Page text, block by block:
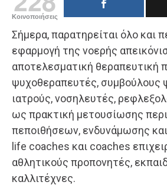
Κοινοποιήσεις
Σήμερα, παρατηρείται όλο και
εφαρμογή της νοερής
αποτελεσματική θεραπευτική
ψυχοθεραπευτές, συμβούλους
ιατρούς, νοσηλευτές,
ως πρακτική μετουσίωσης
πεποιθήσεων, ενδυνάμωσης
life coaches και coaches
αθλητικούς προπονητές,
καλλιτέχνες.